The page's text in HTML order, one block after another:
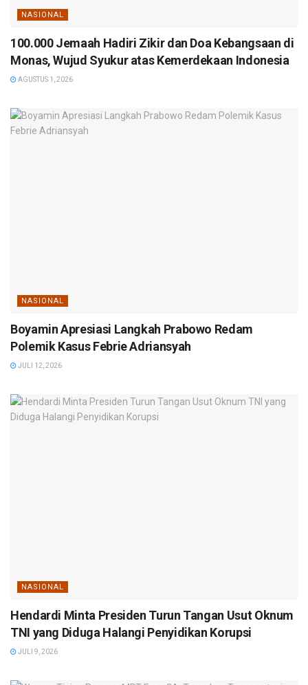
NASIONAL
100.000 Jemaah Hadiri Zikir dan Doa Kebangsaan di
Monas, Wujud Syukur atas Kemerdekaan Indonesia
AGUSTUS 1, 2026
NASIONAL
Boyamin Apresiasi Langkah Prabowo Redam
Polemik Kasus Febrie Adriansyah
JULI 12, 2026
NASIONAL
Hendardi Minta Presiden Turun Tangan Usut Oknum
TNI yang Diduga Halangi Penyidikan Korupsi
JULI 9, 2026